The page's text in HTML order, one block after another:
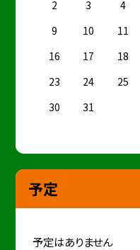
2
3 4
9
10 11
16
17 18
23
24 25
30
31
予定
予定はありません